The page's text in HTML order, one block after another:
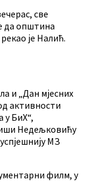
све
да општина
је Налић.
и „Дан мјесних
активности
у БиХ“,
Недељковићу
МЗ
филм, у